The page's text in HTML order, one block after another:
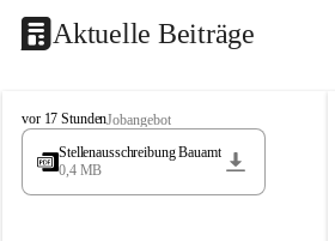
Aktuelle Beiträge
S
t
s
vor 17 StundenJobangebot
Stellenausschreibung Bauamt
0,4 MB